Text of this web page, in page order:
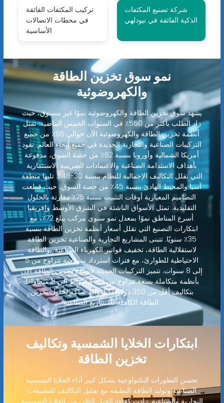
تركيب المكثفات الفائقة
في محطات الاتصالات
الأساسية
شركة تصنيع المكثفات
الذكية الفائقة في نيودلهي
نمو سوق تخزين الطاقة
والكهروضوئية
يشهد سوق تخزين الطاقة والكهروضوئية نموًا غير مسبوق، حيث
زاد الطلب بأكثر من 550٪ في السنوات الخمس الماضية. تمثل
أنظمة تخزين الطاقة والكهروضوئية الآن حوالي 65٪ من جميع
التركيبات الصناعية والتجارية الجديدة في جميع أنحاء العالم. تقود
أمريكا الشمالية وأوروبا بنسبة 62٪ من حصة السوق، مدفوعة
بأهداف الاستدامة الصناعية والاعتمادات الضريبية الاستثمارية
التي تقلل التكاليف الإجمالية للنظام بنسبة 30-48٪. تليها منطقة
آسيا والمحيط الهادئ بنسبة 45٪ من حصة السوق، حيث قطعت
التصاميم المعيارية أوقات التثبيت بنسبة 75٪ مقارنة بالحلول
التقليدية. تمثل الأسواق الناشئة في الشرق الأوسط وإفريقيا
أسرع المناطق نموًا بمعدل نمو سنوي مركب يبلغ 72٪، مع
ابتكارات التصنيع التي تقلل أسعار أنظمة تخزين الطاقة بنسبة
35٪ سنويًا. تتبنى المشاريع التجارية والصناعية تخزين الطاقة
لاستقلالية الطاقة، تخفيف فواتير الكهرباء الصناعية، والطاقة
الاحتياطية للطوارئ، مع فترات استرداد نموذجية تتراوح من 5
إلى 8 سنوات. تتميز التركيبات الحديثة لأنظمة تخزين الطاقة الآن
بأنظمة متكاملة بسعة تتراوح من 80 كيلوواط إلى 8 ميجاواط
بتكاليف أقل من 350 دولارًا/كيلوواط ساعة لحلول تخزين
الطاقة الكاملة للمشاريع الصناعية.
ابتكارات الخلايا الشمسية وتكاليف
تخزين الطاقة
تحسن التطورات التكنولوجية بشكل كبير أداء الخلايا الشمسية
الصناعية وتوليد الطاقة النظيفة مع تقليل التكاليف للتطبيقات